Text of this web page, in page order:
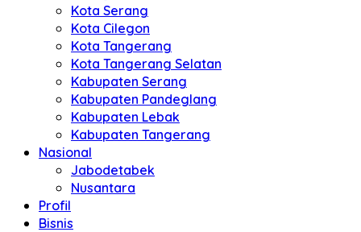
Kota Serang
Kota Cilegon
Kota Tangerang
Kota Tangerang Selatan
Kabupaten Serang
Kabupaten Pandeglang
Kabupaten Lebak
Kabupaten Tangerang
Nasional
Jabodetabek
Nusantara
Profil
Bisnis